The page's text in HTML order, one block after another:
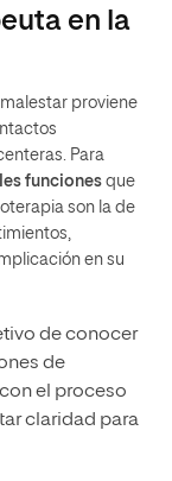
en la
proviene
Para
funciones que
son la de
en su
de conocer
de
el proceso
claridad para